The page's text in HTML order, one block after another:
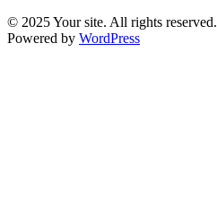
© 2025 Your site. All rights reserved.
Powered by WordPress